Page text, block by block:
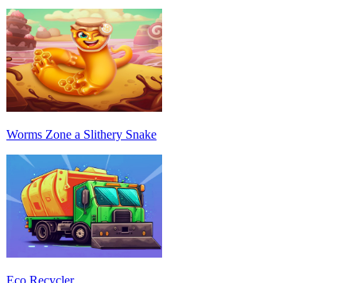
Worms Zone a Slithery Snake
Eco Recycler